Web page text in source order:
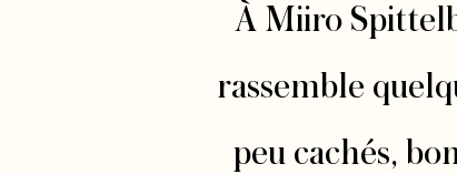
À Miiro
rassemble
peu cachés,